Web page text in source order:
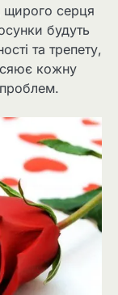
щирого серця
будуть
та трепету,
кожну
проблем.